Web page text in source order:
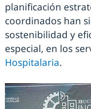
planificación
coordinados han
sostenibilidad y
especial, en los
Hospitalaria.